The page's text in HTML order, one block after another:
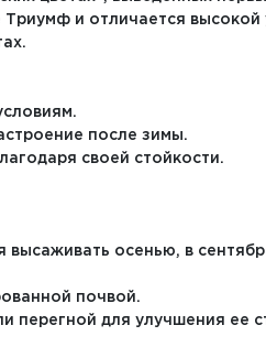
и отличается высокой
после зимы.
своей стойкости.
осенью, в
почвой.
перегной для улучшения ее